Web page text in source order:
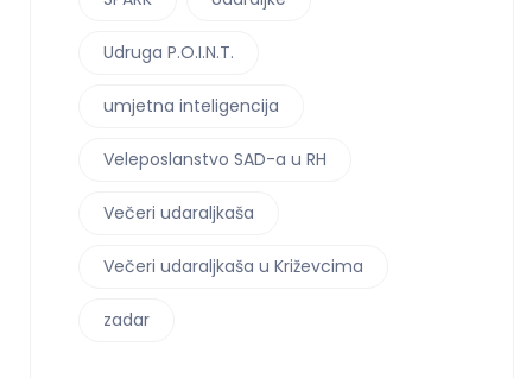
Udruga P.O.I.N.T.
umjetna inteligencija
Veleposlanstvo SAD-a u RH
Večeri udaraljkaša
Večeri udaraljkaša u Križevcima
zadar